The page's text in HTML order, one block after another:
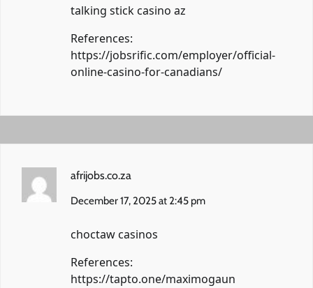
talking stick casino az
References:
https://jobsrific.com/employer/official-
online-casino-for-canadians/
afrijobs.co.za
December 17, 2025 at 2:45 pm
choctaw casinos
References:
https://tapto.one/maximogaun